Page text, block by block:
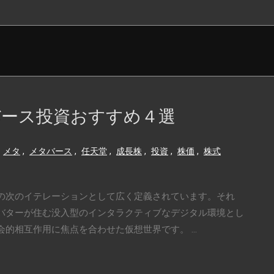
ス投資おすすめ４選
メタ , メタバース , 任天堂 , 成長株 , 投資 , 株価 , 株式
次のイテレーションとして広く定義されています。それ
ターが住む没入型のインタラクティブなデジタル環境とし
相互作用に焦点を合わせた仮想世界です。 ...